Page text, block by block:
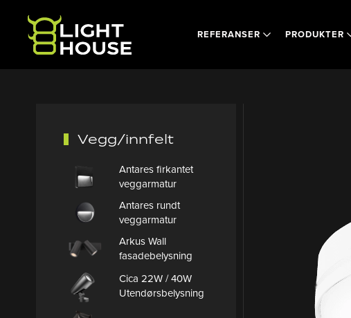
Skip to main content REFERANSER PRODUKTER
Vegg/innfelt
Antares firkantet
veggarmatur
Antares rundt
veggarmatur
Arkus Wall
fasadebelysning
Cica 22W / 40W
Utendørsbelysning